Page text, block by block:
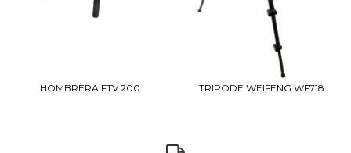
HOMBRERA FTV 200 TRIPODE WEIFENG WF718